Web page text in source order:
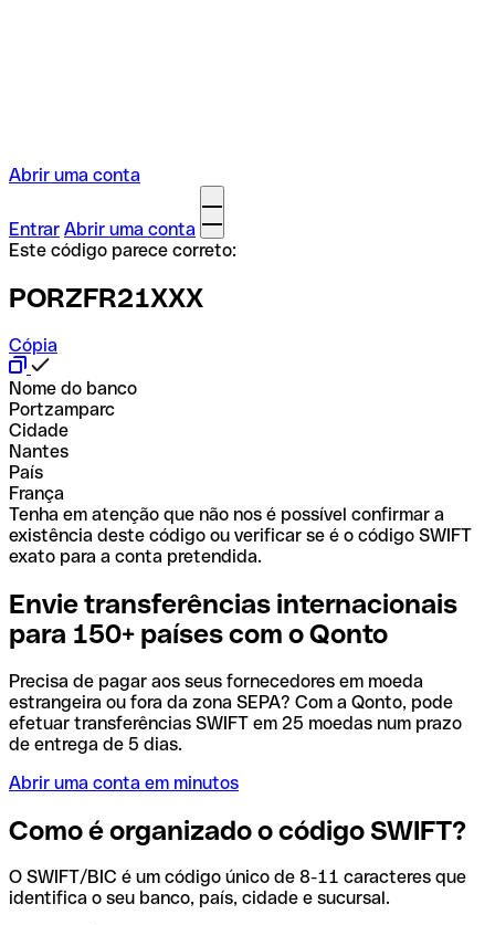
Abrir uma conta
Entrar Abrir uma conta
Este código parece correto:
PORZFR21XXX
Cópia
Nome do banco
Portzamparc
Cidade
Nantes
País
França
Tenha em atenção que não nos é possível confirmar a
existência deste código ou verificar se é o código SWIFT
exato para a conta pretendida.
Envie transferências internacionais
para 150+ países com o Qonto
Precisa de pagar aos seus fornecedores em moeda
estrangeira ou fora da zona SEPA? Com a Qonto, pode
efetuar transferências SWIFT em 25 moedas num prazo
de entrega de 5 dias.
Abrir uma conta em minutos
Como é organizado o código SWIFT?
O SWIFT/BIC é um código único de 8-11 caracteres que
identifica o seu banco, país, cidade e sucursal.